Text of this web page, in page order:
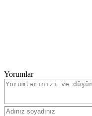
Yorumlar